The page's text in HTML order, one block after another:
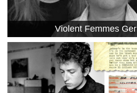
Violent Femmes